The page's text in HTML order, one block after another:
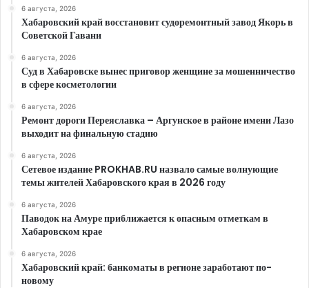
6 августа, 2026
Хабаровский край восстановит судоремонтный завод Якорь в
Советской Гавани
6 августа, 2026
Суд в Хабаровске вынес приговор женщине за мошенничество
в сфере косметологии
6 августа, 2026
Ремонт дороги Переяславка – Аргунское в районе имени Лазо
выходит на финальную стадию
6 августа, 2026
Сетевое издание PROKHAB.RU назвало самые волнующие
темы жителей Хабаровского края в 2026 году
6 августа, 2026
Паводок на Амуре приближается к опасным отметкам в
Хабаровском крае
6 августа, 2026
Хабаровский край: банкоматы в регионе заработают по-
новому